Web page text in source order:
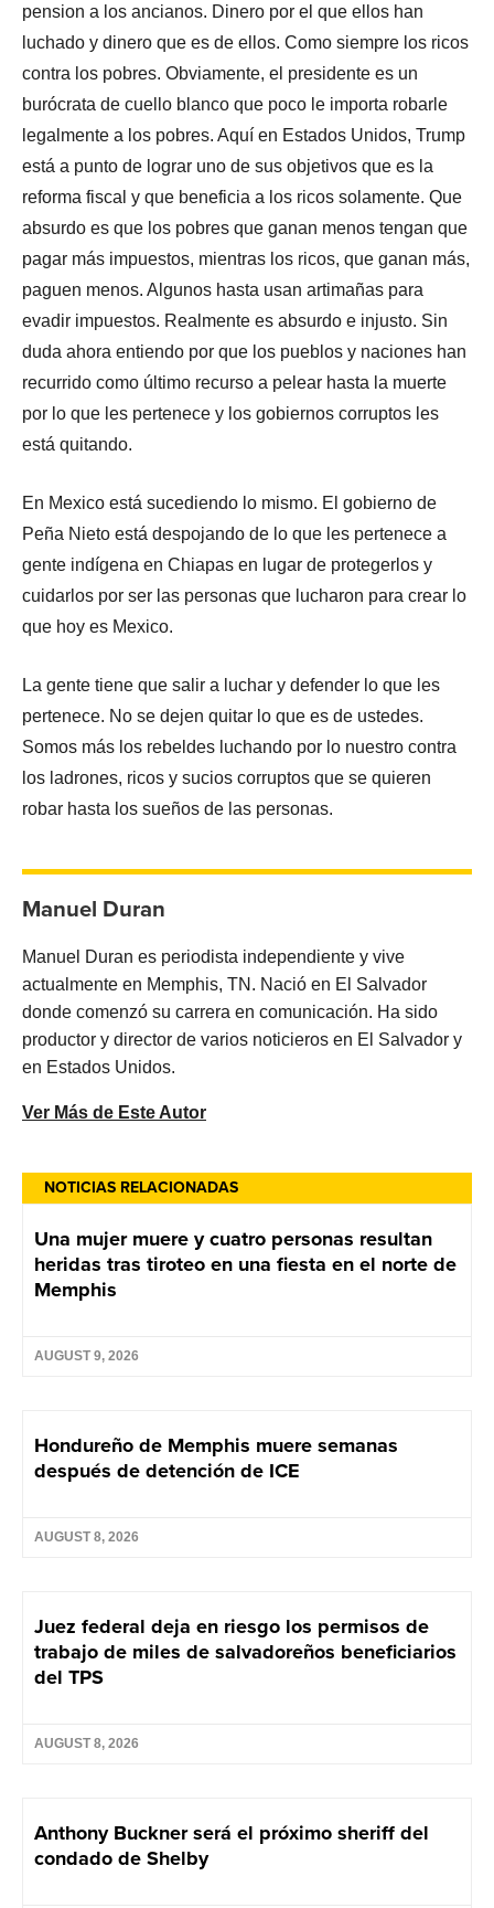
NOTICIAS RELACIONADAS
Una mujer muere y cuatro personas resultan
heridas tras tiroteo en una fiesta en el norte de
Memphis
AUGUST 9, 2026
Hondureño de Memphis muere semanas
después de detención de ICE
AUGUST 8, 2026
Juez federal deja en riesgo los permisos de
trabajo de miles de salvadoreños beneficiarios
del TPS
AUGUST 8, 2026
Anthony Buckner será el próximo sheriff del
condado de Shelby
pension a los ancianos. Dinero por el que ellos han
luchado y dinero que es de ellos. Como siempre los ricos
contra los pobres. Obviamente, el presidente es un
burócrata de cuello blanco que poco le importa robarle
legalmente a los pobres. Aquí en Estados Unidos, Trump
está a punto de lograr uno de sus objetivos que es la
reforma fiscal y que beneficia a los ricos solamente. Que
absurdo es que los pobres que ganan menos tengan que
pagar más impuestos, mientras los ricos, que ganan más,
paguen menos. Algunos hasta usan artimañas para
evadir impuestos. Realmente es absurdo e injusto. Sin
duda ahora entiendo por que los pueblos y naciones han
recurrido como último recurso a pelear hasta la muerte
por lo que les pertenece y los gobiernos corruptos les
está quitando.
En Mexico está sucediendo lo mismo. El gobierno de
Peña Nieto está despojando de lo que les pertenece a
gente indígena en Chiapas en lugar de protegerlos y
cuidarlos por ser las personas que lucharon para crear lo
que hoy es Mexico.
La gente tiene que salir a luchar y defender lo que les
pertenece. No se dejen quitar lo que es de ustedes.
Somos más los rebeldes luchando por lo nuestro contra
los ladrones, ricos y sucios corruptos que se quieren
robar hasta los sueños de las personas.
Manuel Duran
Manuel Duran es periodista independiente y vive
actualmente en Memphis, TN. Nació en El Salvador
donde comenzó su carrera en comunicación. Ha sido
productor y director de varios noticieros en El Salvador y
en Estados Unidos.
Ver Más de Este Autor